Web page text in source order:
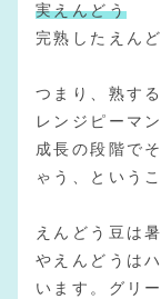
実えんどう
完熟したえん
つまり、熟す
レンジピーマ
成長の段階で
ゃう、という
えんどう豆は
やえんどうは
います。グリ